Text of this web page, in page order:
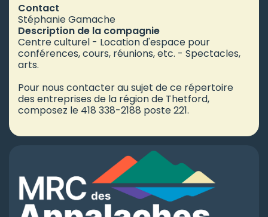
Contact
Stéphanie Gamache
Description de la compagnie
Centre culturel - Location d'espace pour
conférences, cours, réunions, etc. - Spectacles,
arts.
Pour nous contacter au sujet de ce répertoire
des entreprises de la région de Thetford,
composez le 418 338-2188 poste 221.